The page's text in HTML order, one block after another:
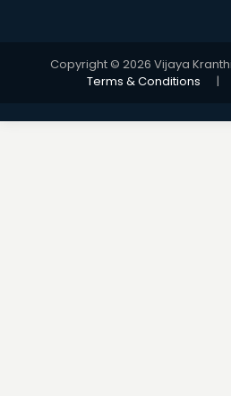
Copyright © 2026 Vijaya
Terms & Conditions
|